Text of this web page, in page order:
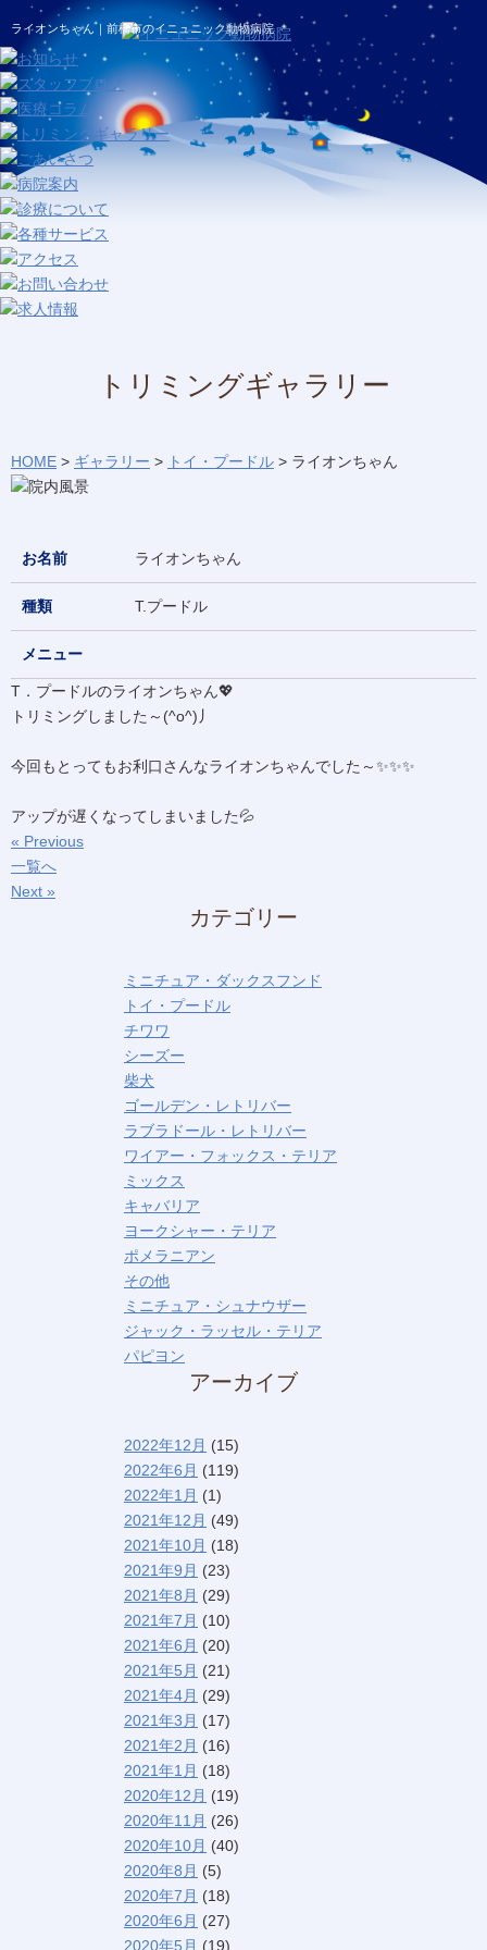
ライオンちゃん｜前橋市のイニュニック動物病院
トリミングギャラリー
HOME > ギャラリー > トイ・プードル > ライオンちゃん
お名前 ライオンちゃん
種類 T.プードル
メニュー
T．プードルのライオンちゃん💖
トリミングしました～(^o^)丿
今回もとってもお利口さんなライオンちゃんでした～✨✨✨
アップが遅くなってしまいました💦
« Previous
一覧へ
Next »
カテゴリー
ミニチュア・ダックスフンド
トイ・プードル
チワワ
シーズー
柴犬
ゴールデン・レトリバー
ラブラドール・レトリバー
ワイアー・フォックス・テリア
ミックス
キャバリア
ヨークシャー・テリア
ポメラニアン
その他
ミニチュア・シュナウザー
ジャック・ラッセル・テリア
パピヨン
アーカイブ
2022年12月 (15)
2022年6月 (119)
2022年1月 (1)
2021年12月 (49)
2021年10月 (18)
2021年9月 (23)
2021年8月 (29)
2021年7月 (10)
2021年6月 (20)
2021年5月 (21)
2021年4月 (29)
2021年3月 (17)
2021年2月 (16)
2021年1月 (18)
2020年12月 (19)
2020年11月 (26)
2020年10月 (40)
2020年8月 (5)
2020年7月 (18)
2020年6月 (27)
2020年5月 (19)